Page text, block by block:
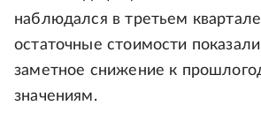
наблюдался в третьем
остаточные стоимости
заметное снижение к
значениям.